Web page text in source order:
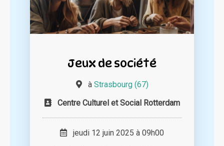
Jeux de société
à Strasbourg (67)
Centre Culturel et Social Rotterdam
jeudi 12 juin 2025 à 09h00